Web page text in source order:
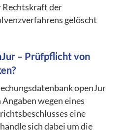
Rechtskraft der
gelöscht
– Prüfpflicht von
openJur
wegen eines
eine
sich dabei um die